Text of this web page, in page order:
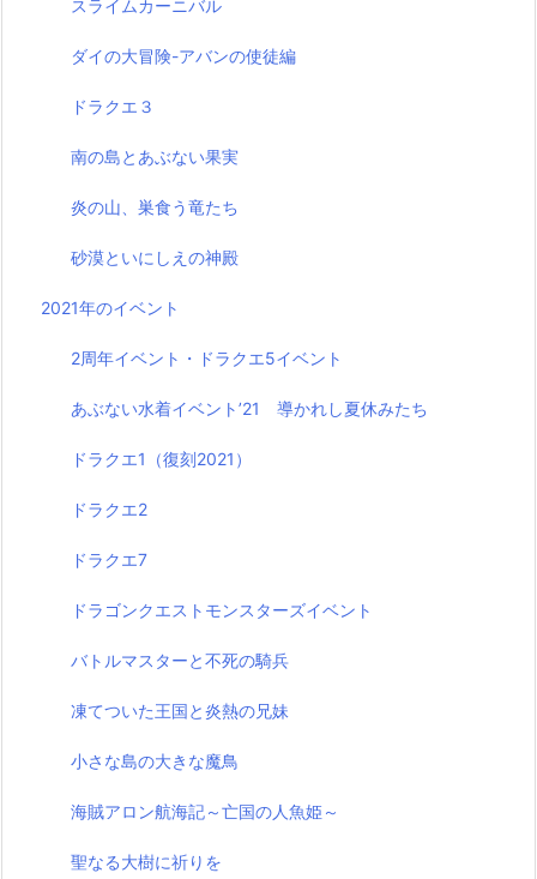
スライムカーニバル
ダイの大冒険-アバンの使徒編
ドラクエ３
南の島とあぶない果実
炎の山、巣食う竜たち
砂漠といにしえの神殿
2021年のイベント
2周年イベント・ドラクエ5イベント
あぶない水着イベント’21 導かれし夏休みたち
ドラクエ1（復刻2021）
ドラクエ2
ドラクエ7
ドラゴンクエストモンスターズイベント
バトルマスターと不死の騎兵
凍てついた王国と炎熱の兄妹
小さな島の大きな魔鳥
海賊アロン航海記～亡国の人魚姫～
聖なる大樹に祈りを